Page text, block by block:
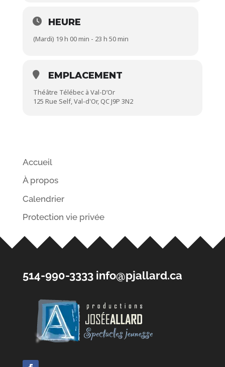
HEURE
(Mardi) 19 h 00 min - 23 h 50 min
EMPLACEMENT
Théâtre Télébec à Val-D’Or
125 Rue Self, Val-d'Or, QC J9P 3N2
Accueil
À propos
Calendrier
Protection vie privée
514-990-3333 info@pjallard.ca